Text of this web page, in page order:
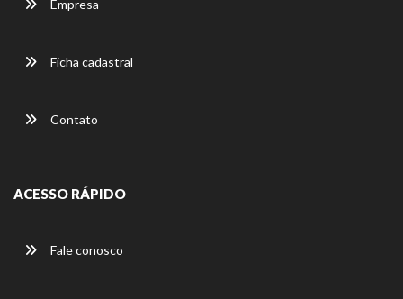
Empresa
Ficha cadastral
Contato
ACESSO RÁPIDO
Fale conosco